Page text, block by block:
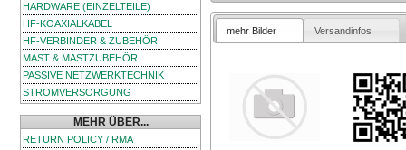
HARDWARE (EINZELTEILE)
HF-KOAXIALKABEL
HF-VERBINDER & ZUBEHÖR
MAST & MASTZUBEHÖR
PASSIVE NETZWERKTECHNIK
STROMVERSORGUNG
MEHR ÜBER...
RETURN POLICY / RMA
mehr Bilder Versandinfos